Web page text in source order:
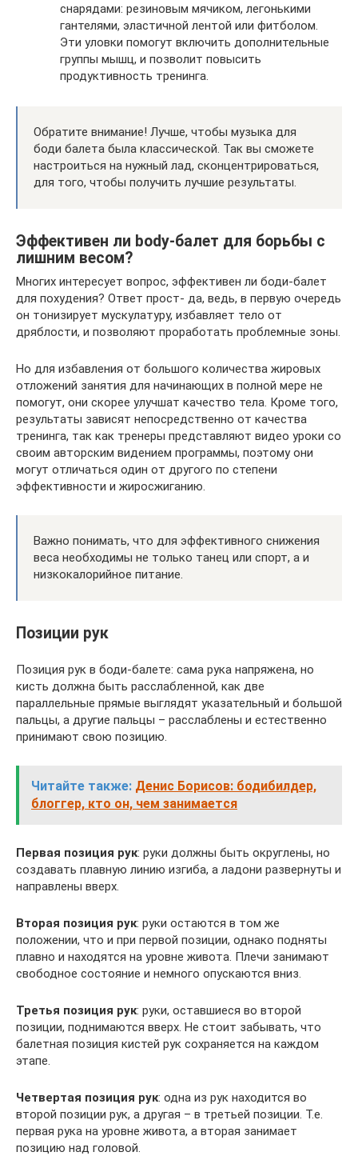
снарядами: резиновым мячиком, легонькими
гантелями, эластичной лентой или фитболом.
Эти уловки помогут включить дополнительные
группы мышц, и позволит повысить
продуктивность тренинга.
Обратите внимание! Лучше, чтобы музыка для
боди балета была классической. Так вы сможете
настроиться на нужный лад, сконцентрироваться,
для того, чтобы получить лучшие результаты.
Эффективен ли body-балет для борьбы с
лишним весом?
Многих интересует вопрос, эффективен ли боди-балет
для похудения? Ответ прост- да, ведь, в первую очередь
он тонизирует мускулатуру, избавляет тело от
дряблости, и позволяют проработать проблемные зоны.
Но для избавления от большого количества жировых
отложений занятия для начинающих в полной мере не
помогут, они скорее улучшат качество тела. Кроме того,
результаты зависят непосредственно от качества
тренинга, так как тренеры представляют видео уроки со
своим авторским видением программы, поэтому они
могут отличаться один от другого по степени
эффективности и жиросжиганию.
Важно понимать, что для эффективного снижения
веса необходимы не только танец или спорт, а и
низкокалорийное питание.
Позиции рук
Позиция рук в боди-балете: сама рука напряжена, но
кисть должна быть расслабленной, как две
параллельные прямые выглядят указательный и большой
пальцы, а другие пальцы – расслаблены и естественно
принимают свою позицию.
Читайте также: Денис Борисов: бодибилдер,
блоггер, кто он, чем занимается
Первая позиция рук: руки должны быть округлены, но
создавать плавную линию изгиба, а ладони развернуты и
направлены вверх.
Вторая позиция рук: руки остаются в том же
положении, что и при первой позиции, однако подняты
плавно и находятся на уровне живота. Плечи занимают
свободное состояние и немного опускаются вниз.
Третья позиция рук: руки, оставшиеся во второй
позиции, поднимаются вверх. Не стоит забывать, что
балетная позиция кистей рук сохраняется на каждом
этапе.
Четвертая позиция рук: одна из рук находится во
второй позиции рук, а другая – в третьей позиции. Т.е.
первая рука на уровне живота, а вторая занимает
позицию над головой.